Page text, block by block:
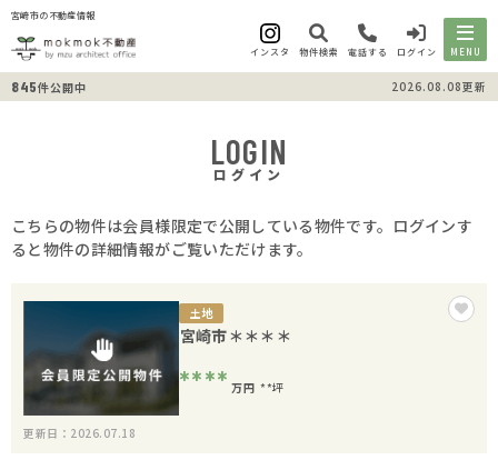
宮崎市の不動産情報
インスタ 物件検索 電話する ログイン MENU
845件公開中 2026.08.08更新
LOGIN
ログイン
こちらの物件は会員様限定で公開している物件です。ログインす
ると物件の詳細情報がご覧いただけます。
更新日：2026.07.18
土地
宮崎市＊＊＊＊
**** 万円 **坪